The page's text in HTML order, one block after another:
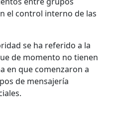
el control interno de las
se ha referido a la
de momento no tienen
en que comenzaron a
de mensajería